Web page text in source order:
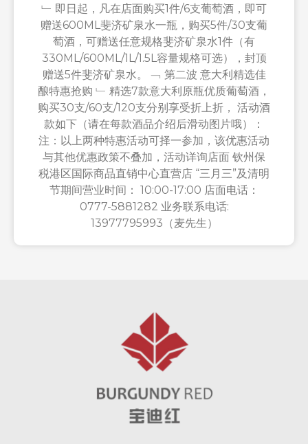
﹂ 即日起，凡在店面购买1件/6支葡萄酒，即可
赠送600ML斐济矿泉水一瓶，购买5件/30支葡
萄酒，可赠送任意规格斐济矿泉水1件（有
330ML/600ML/1L/1.5L容量规格可选），封顶
赠送5件斐济矿泉水。 ﹁ 第二波 意大利精选佳
酿特惠抢购 ﹂ 精选7款意大利原瓶优质葡萄酒，
购买30支/60支/120支分别享受折上折， 活动酒
款如下（请在每款酒品介绍后滑动图片哦）：
注：以上两种特惠活动可择一参加，该优惠活动
与其他优惠政策不叠加，活动详询店面 钦州保
税港区国际商品直销中心直营店 “三月三”及清明
节期间营业时间： 10:00-17:00 店面电话：
0777-5881282 业务联系电话:
13977795993（麦先生）